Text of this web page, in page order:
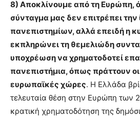
8) Αποκλίνουμε από τη Ευρώπη,
σύνταγμα μας δεν επιτρέπει την
πανεπιστημίων, αλλά επειδή η
εκπληρώνει τη θεμελιώδη
υποχρέωση να χρηματοδοτεί
πανεπιστήμια, όπως πράττουν
ευρωπαϊκές χώρες. Η Ελλάδα
τελευταία θέση στην Ευρώπη των
κρατική χρηματοδότηση της